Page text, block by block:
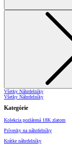
Všetky Náhrdelníky
Všetky Náhrdelníky
Kategórie
Kolekcia pozlátená 18K zlatom
Prívesky na náhrdelníky
Krátke náhrdelníky